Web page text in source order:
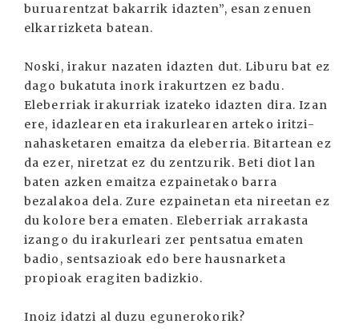
buruarentzat bakarrik idazten”, esan zenuen
elkarrizketa batean.
Noski, irakur nazaten idazten dut. Liburu bat ez
dago bukatuta inork irakurtzen ez badu.
Eleberriak irakurriak izateko idazten dira. Izan
ere, idazlearen eta irakurlearen arteko iritzi-
nahasketaren emaitza da eleberria. Bitartean ez
da ezer, niretzat ez du zentzurik. Beti diot lan
baten azken emaitza ezpainetako barra
bezalakoa dela. Zure ezpainetan eta nireetan ez
du kolore bera ematen. Eleberriak arrakasta
izango du irakurleari zer pentsatua ematen
badio, sentsazioak edo bere hausnarketa
propioak eragiten badizkio.
Inoiz idatzi al duzu egunerokorik?